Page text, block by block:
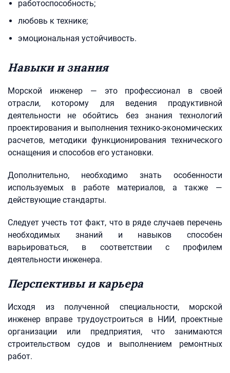
работоспособность;
любовь к технике;
эмоциональная устойчивость.
Навыки и знания
Морской инженер — это профессионал в своей
отрасли, которому для ведения продуктивной
деятельности не обойтись без знания технологий
проектирования и выполнения технико-экономических
расчетов, методики функционирования технического
оснащения и способов его установки.
Дополнительно, необходимо знать особенности
используемых в работе материалов, а также —
действующие стандарты.
Следует учесть тот факт, что в ряде случаев перечень
необходимых знаний и навыков способен
варьироваться, в соответствии с профилем
деятельности инженера.
Перспективы и карьера
Исходя из полученной специальности, морской
инженер вправе трудоустроиться в НИИ, проектные
организации или предприятия, что занимаются
строительством судов и выполнением ремонтных
работ.